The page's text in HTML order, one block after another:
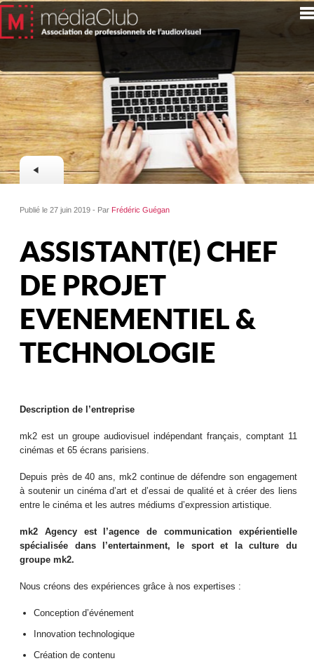
Publié le 27 juin 2019 - Par Frédéric Guégan
ASSISTANT(E) CHEF
DE PROJET
EVENEMENTIEL &
TECHNOLOGIE
Description de l’entreprise
mk2 est un groupe audiovisuel indépendant français, comptant 11
cinémas et 65 écrans parisiens.
Depuis près de 40 ans, mk2 continue de défendre son engagement
à soutenir un cinéma d’art et d’essai de qualité et à créer des liens
entre le cinéma et les autres médiums d’expression artistique.
mk2 Agency est l’agence de communication expérientielle
spécialisée dans l’entertainment, le sport et la culture du
groupe mk2.
Nous créons des expériences grâce à nos expertises :
Conception d’événement
Innovation technologique
Création de contenu